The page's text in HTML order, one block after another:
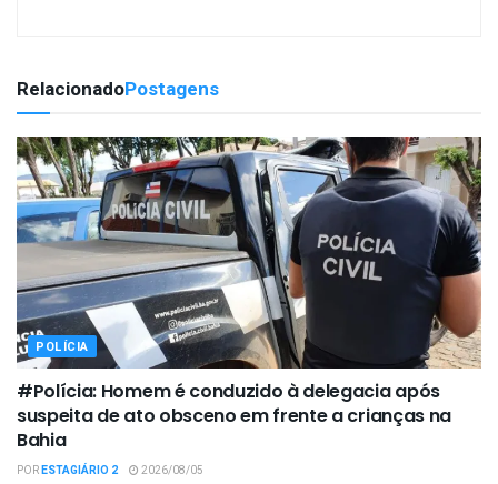
RelacionadoPostagens
POLÍCIA
#Polícia: Homem é conduzido à delegacia após
suspeita de ato obsceno em frente a crianças na
Bahia
PORESTAGIÁRIO 2 2026/08/05